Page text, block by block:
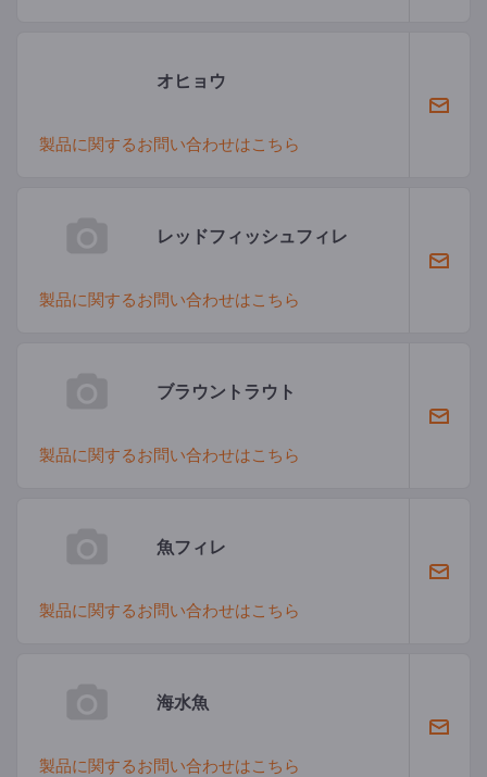
オヒョウ
製品に関するお問い合わせはこちら
レッドフィッシュフィレ
製品に関するお問い合わせはこちら
ブラウントラウト
製品に関するお問い合わせはこちら
魚フィレ
製品に関するお問い合わせはこちら
海水魚
製品に関するお問い合わせはこちら